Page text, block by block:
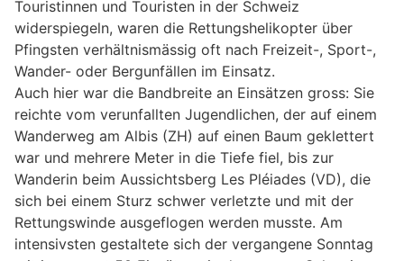
Touristinnen und Touristen in der Schweiz
widerspiegeln, waren die Rettungshelikopter über
Pfingsten verhältnismässig oft nach Freizeit-, Sport-,
Wander- oder Bergunfällen im Einsatz.
Auch hier war die Bandbreite an Einsätzen gross: Sie
reichte vom verunfallten Jugendlichen, der auf einem
Wanderweg am Albis (ZH) auf einen Baum geklettert
war und mehrere Meter in die Tiefe fiel, bis zur
Wanderin beim Aussichtsberg Les Pléiades (VD), die
sich bei einem Sturz schwer verletzte und mit der
Rettungswinde ausgeflogen werden musste. Am
intensivsten gestaltete sich der vergangene Sonntag